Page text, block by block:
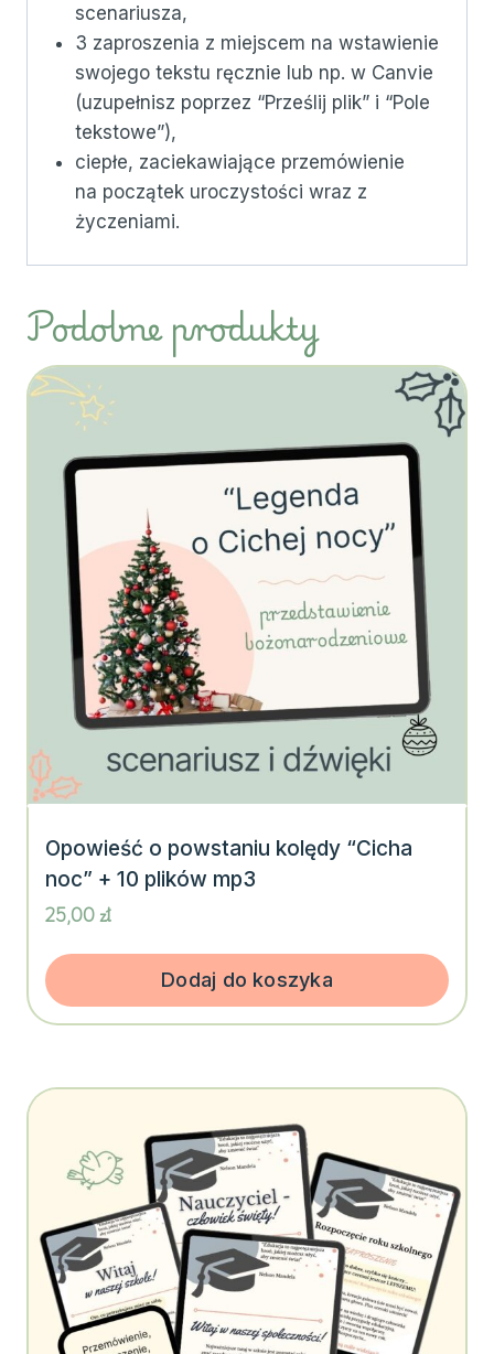
scenariusza,
3 zaproszenia z miejscem na wstawienie
swojego tekstu ręcznie lub np. w Canvie
(uzupełnisz poprzez “Prześlij plik” i “Pole
tekstowe”),
ciepłe, zaciekawiające przemówienie
na początek uroczystości wraz z
życzeniami.
Podobne produkty
Opowieść o powstaniu kolędy “Cicha
noc” + 10 plików mp3
25,00zł
Dodaj do koszyka